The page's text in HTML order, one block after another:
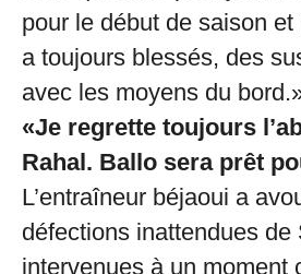
pour le début de saison
a toujours blessés, des
avec les moyens du
«Je regrette toujours
Rahal. Ballo sera prêt
L’entraîneur béjaoui a
défections inattendues
intervenues à un moment